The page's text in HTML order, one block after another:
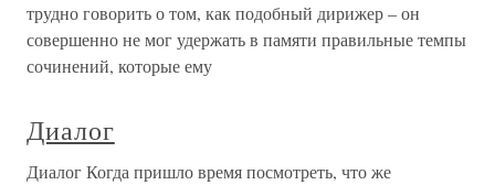
трудно говорить о том, как подобный дирижер – он
совершенно не мог удержать в памяти правильные темпы
сочинений, которые ему
Диалог
Диалог Когда пришло время посмотреть, что же